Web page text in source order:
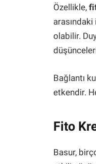
Özellikle,
olabilir.
Bağlantı
etkendir.
Fito
Basur,